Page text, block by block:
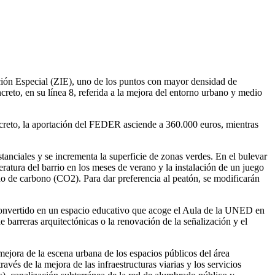
Especial (ZIE), uno de los puntos con mayor densidad de
en su línea 8, referida a la mejora del entorno urbano y medio
la aportación del FEDER asciende a 360.000 euros, mientras
y se incrementa la superficie de zonas verdes. En el bulevar
del barrio en los meses de verano y la instalación de un juego
carbono (CO2). Para dar preferencia al peatón, se modificarán
en un espacio educativo que acoge el Aula de la UNED en
arquitectónicas o la renovación de la señalización y el
de la escena urbana de los espacios públicos del área
de la mejora de las infraestructuras viarias y los servicios